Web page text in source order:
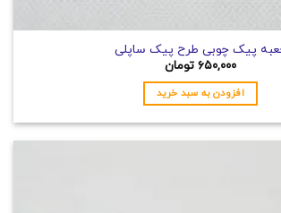
پیک چوبی طرح پیک ساپلی
۶۵۰,۰۰۰ تومان
افزودن به سبد خرید